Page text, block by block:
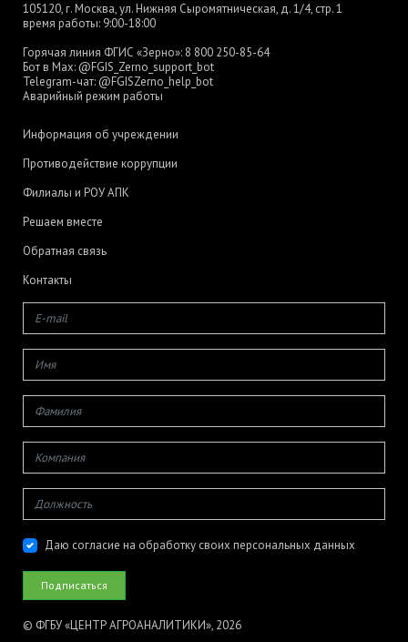
105120, г. Москва, ул. Нижняя Сыромятническая, д. 1/4, стр. 1
время работы: 9:00-18:00
Горячая линия ФГИС «Зерно»: 8 800 250-85-64
Бот в Max: @FGIS_Zerno_support_bot
Telegram-чат: @FGISZerno_help_bot
Аварийный режим работы
Информация об учреждении
Противодействие коррупции
Филиалы и РОУ АПК
Решаем вместе
Обратная связь
Контакты
Даю согласие на обработку своих персональных данных
© ФГБУ «ЦЕНТР АГРОАНАЛИТИКИ», 2026